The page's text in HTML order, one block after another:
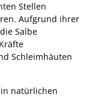
Stellen
Aufgrund ihrer
Salbe
Schleimhäuten
natürlichen